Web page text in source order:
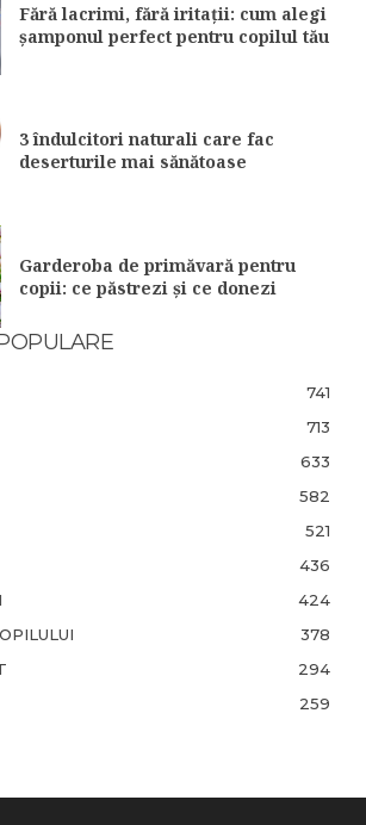
Fără lacrimi, fără iritații: cum alegi
șamponul perfect pentru copilul tău
3 îndulcitori naturali care fac
deserturile mai sănătoase
Garderoba de primăvară pentru
copii: ce păstrezi și ce donezi
741
713
633
582
521
436
424
378
294
259